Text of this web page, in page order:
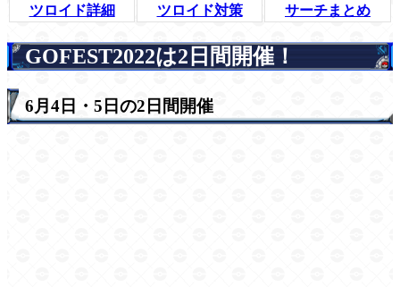
ツロイド詳細
ツロイド対策
サーチまとめ
GOFEST2022は2日間開催！
6月4日・5日の2日間開催